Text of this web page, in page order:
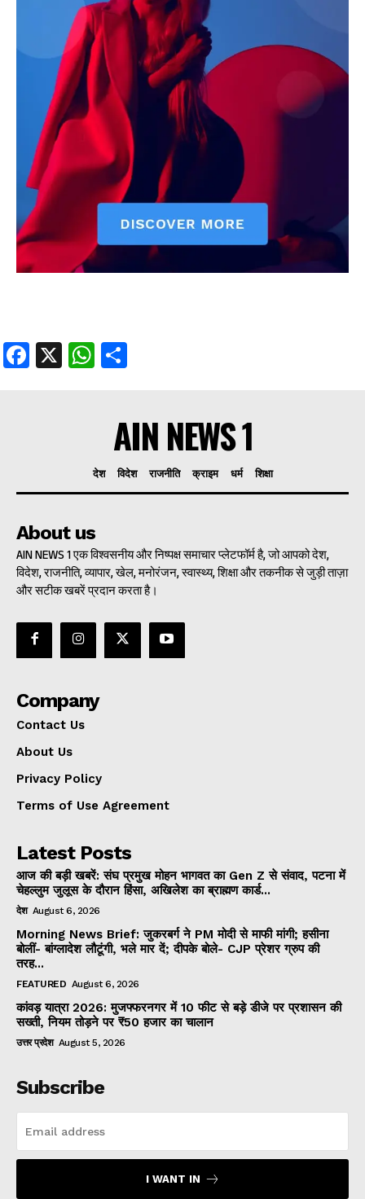
Privacy Policy
Terms of Use Agreement
Facebook
X WhatsApp
Share
Facebook
X WhatsApp
AIN NEWS 1
देश विदेश राजनीति क्राइम धर्म शिक्षा
About us
AIN NEWS 1 एक विश्वसनीय और निष्पक्ष समाचार प्लेटफॉर्म है, जो आपको देश,
विदेश, राजनीति, व्यापार, खेल, मनोरंजन, स्वास्थ्य, शिक्षा और तकनीक से जुड़ी ताज़ा
और सटीक खबरें प्रदान करता है।
Company
Contact Us
About Us
Privacy Policy
Terms of Use Agreement
Latest Posts
आज की बड़ी खबरें: संघ प्रमुख मोहन भागवत का Gen Z से संवाद, पटना में
चेहल्लुम जुलूस के दौरान हिंसा, अखिलेश का ब्राह्मण कार्ड...
देश August 6, 2026
Morning News Brief: जुकरबर्ग ने PM मोदी से माफी मांगी; हसीना
बोलीं- बांग्लादेश लौटूंगी, भले मार दें; दीपके बोले- CJP प्रेशर ग्रुप की
तरह...
FEATURED August 6, 2026
कांवड़ यात्रा 2026: मुजफ्फरनगर में 10 फीट से बड़े डीजे पर प्रशासन की
सख्ती, नियम तोड़ने पर ₹50 हजार का चालान
उत्तर प्रदेश August 5, 2026
Subscribe
I WANT IN